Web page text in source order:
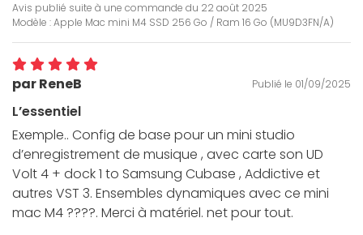
Avis publié suite à une commande du 22 août 2025
Modèle : Apple Mac mini M4 SSD 256 Go / Ram 16 Go (MU9D3FN/A)
par ReneB Publié le 01/09/2025
L’essentiel
Exemple.. Config de base pour un mini studio
d’enregistrement de musique , avec carte son UD
Volt 4 + dock 1 to Samsung Cubase , Addictive et
autres VST 3. Ensembles dynamiques avec ce mini
mac M4 ????. Merci à matériel. net pour tout.